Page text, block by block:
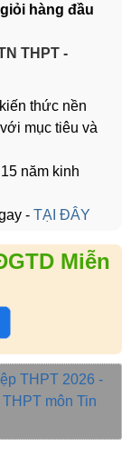
giỏi hàng đầu
THPT -
thức nền
mục tiêu và
năm kinh
- TẠI ĐÂY
Miễn
THPT 2026 -
môn Tin